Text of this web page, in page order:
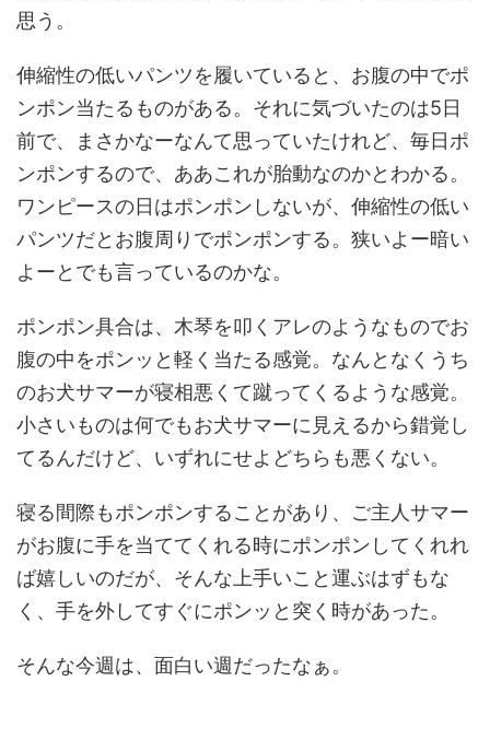
思う。
伸縮性の低いパンツを履いていると、お腹の中でポ
ンポン当たるものがある。それに気づいたのは5日
前で、まさかなーなんて思っていたけれど、毎日ポ
ンポンするので、ああこれが胎動なのかとわかる。
ワンピースの日はポンポンしないが、伸縮性の低い
パンツだとお腹周りでポンポンする。狭いよー暗い
よーとでも言っているのかな。
ポンポン具合は、木琴を叩くアレのようなものでお
腹の中をポンッと軽く当たる感覚。なんとなくうち
のお犬サマーが寝相悪くて蹴ってくるような感覚。
小さいものは何でもお犬サマーに見えるから錯覚し
てるんだけど、いずれにせよどちらも悪くない。
寝る間際もポンポンすることがあり、ご主人サマー
がお腹に手を当ててくれる時にポンポンしてくれれ
ば嬉しいのだが、そんな上手いこと運ぶはずもな
く、手を外してすぐにポンッと突く時があった。
そんな今週は、面白い週だったなぁ。